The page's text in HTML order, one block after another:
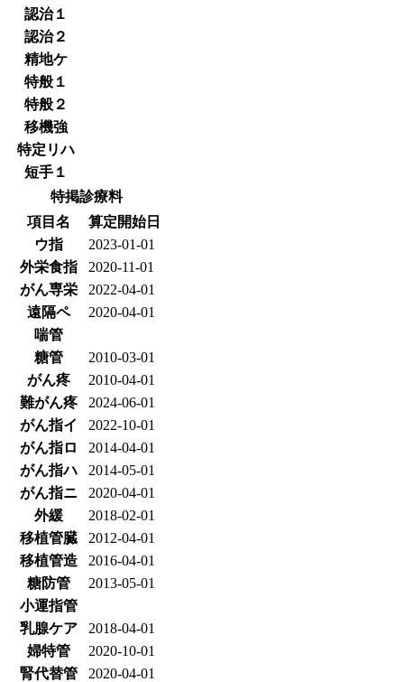
認治１
認治２
精地ケ
特般１
特般２
移機強
特定リハ
短手１
特掲診療料
項目名
算定開始日
ウ指
2023-01-01
外栄食指
2020-11-01
がん専栄
2022-04-01
遠隔ペ
2020-04-01
喘管
糖管
2010-03-01
がん疼
2010-04-01
難がん疼
2024-06-01
がん指イ
2022-10-01
がん指ロ
2014-04-01
がん指ハ
2014-05-01
がん指ニ
2020-04-01
外緩
2018-02-01
移植管臓
2012-04-01
移植管造
2016-04-01
糖防管
2013-05-01
小運指管
乳腺ケア
2018-04-01
婦特管
2020-10-01
腎代替管
2020-04-01